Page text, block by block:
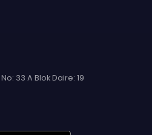
33 A Blok Daire: 19